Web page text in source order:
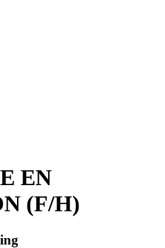
EN
(F/H)